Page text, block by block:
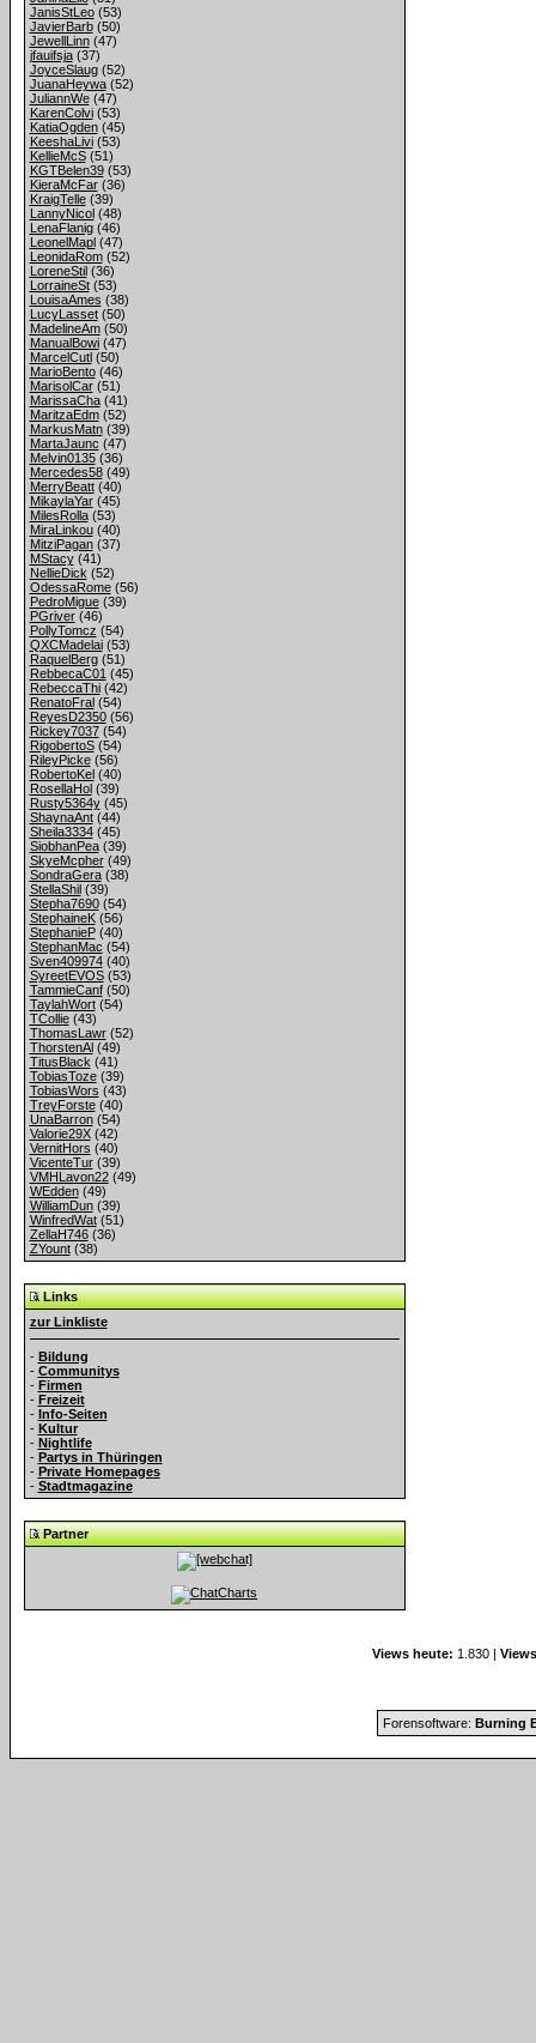
JanisStLeo(53)
JavierBarb(50)
JewellLinn(47)
jfauifsja(37)
JoyceSlaug(52)
JuanaHeywa(52)
JuliannWe(47)
KarenColvi(53)
KatiaOgden(45)
KeeshaLivi(53)
KellieMcS(51)
KGTBelen39(53)
KieraMcFar(36)
KraigTelle(39)
LannyNicol(48)
LenaFlanig(46)
LeonelMapl(47)
LeonidaRom(52)
LoreneStil(36)
LorraineSt(53)
LouisaAmes (38)
LucyLasset(50)
MadelineAm(50)
ManualBowi(47)
MarcelCutl(50)
MarioBento(46)
MarisolCar(51)
MarissaCha(41)
MaritzaEdm(52)
MarkusMatn(39)
MartaJaunc (47)
Melvin0135(36)
Mercedes58(49)
MerryBeatt(40)
MikaylaYar(45)
MilesRolla(53)
MiraLinkou(40)
MitziPagan(37)
MStacy(41)
NellieDick (52)
OdessaRome(56)
PedroMigue(39)
PGriver(46)
PollyTomcz (54)
QXCMadelai(53)
RaquelBerg(51)
RebbecaC01 (45)
RebeccaThi(42)
RenatoFral(54)
ReyesD2350(56)
Rickey7037(54)
RigobertoS(54)
RileyPicke(56)
RobertoKel(40)
RosellaHol(39)
Rusty5364y(45)
ShaynaAnt(44)
Sheila3334(45)
SiobhanPea(39)
SkyeMcpher(49)
SondraGera(38)
StellaShil(39)
Stepha7690(54)
StephaineK(56)
StephanieP(40)
StephanMac (54)
Sven409974(40)
SyreetEVOS(53)
TammieCanf(50)
TaylahWort(54)
TCollie(43)
ThomasLawr(52)
ThorstenAl(49)
TitusBlack (41)
TobiasToze(39)
TobiasWors (43)
TreyForste(40)
UnaBarron(54)
Valorie29X(42)
VernitHors (40)
VicenteTur(39)
VMHLavon22(49)
WEdden(49)
WilliamDun(39)
WinfredWat(51)
ZellaH746(36)
ZYount(38)
Links
zur Linkliste
- Bildung
- Communitys
- Firmen
- Freizeit
- Info-Seiten
- Kultur
- Nightlife
- Partys in Thüringen
- Private Homepages
- Stadtmagazine
Partner
Views heute: 1.830 |
Forensoftware: Burning